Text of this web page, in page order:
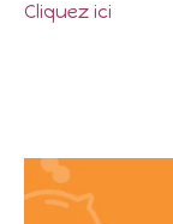
Cliquez ici